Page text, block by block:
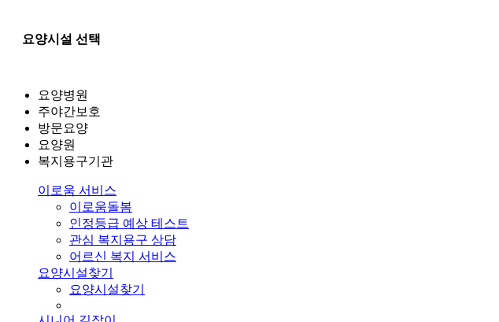
요양시설 선택
요양병원
주야간보호
방문요양
요양원
복지용구기관
이로움 서비스
이로움돌봄
인정등급 예상 테스트
관심 복지용구 상담
어르신 복지 서비스
요양시설찾기
요양시설찾기